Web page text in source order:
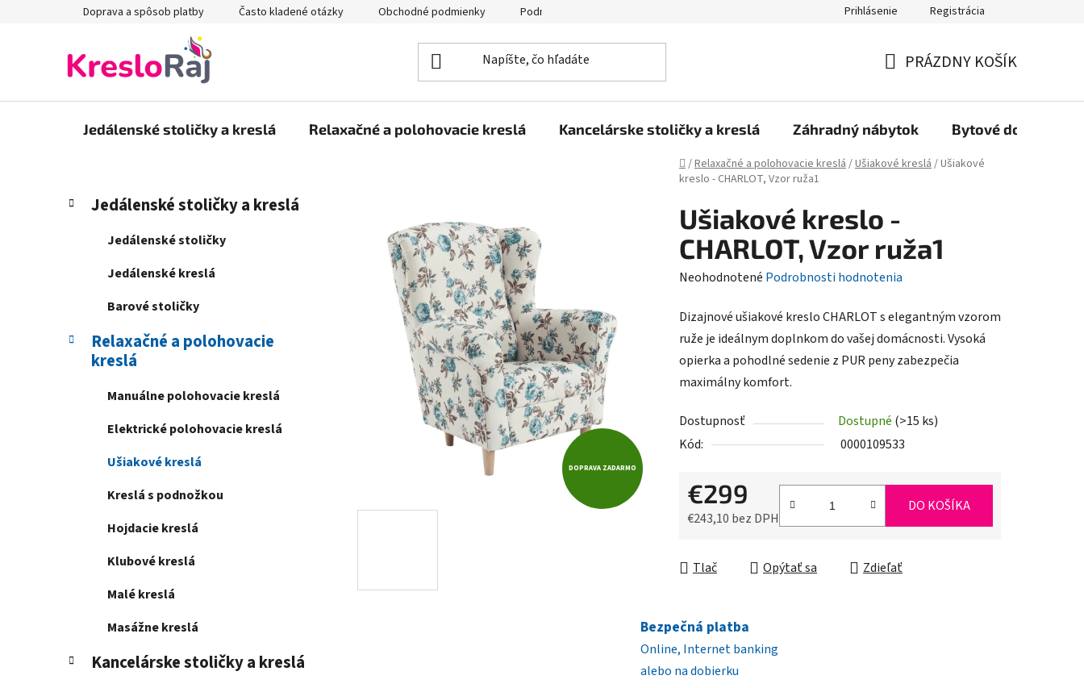
Doprava a spôsob platby Často kladené otázky Obchodné podmienky Podmienky ochrany osobných údajov Reklamačný poriadok, Záručné podmienky Reklamačný formulár
Prihlásenie Registrácia
KOŠÍK
PRÁZDNY KOŠÍK
Jedálenské stoličky a kreslá Relaxačné a polohovacie kreslá Kancelárske stoličky a kreslá Záhradný nábytok Bytové doplnky
Domov
/Relaxačné a polohovacie kreslá/Ušiakové kreslá/Ušiakové
kreslo - CHARLOT, Vzor ruža1
B
n
Preskočiť
kategórie
K
a
e
Jedálenské stoličky a kreslá
Jedálenské stoličky
Jedálenské kreslá
Barové stoličky
Relaxačné a polohovacie
kreslá
Manuálne polohovacie kreslá
Elektrické polohovacie kreslá
Ušiakové kreslá
Kreslá s podnožkou
Hojdacie kreslá
Klubové kreslá
Malé kreslá
Masážne kreslá
Kancelárske stoličky a kreslá
Ušiakové kreslo -
CHARLOT, Vzor ruža1
Priemerné
produktu
je
0,0
z
hviezdičiek.
Neohodnotené Podrobnosti hodnotenia
Dizajnové ušiakové kreslo CHARLOT s elegantným vzorom
ruže je ideálnym doplnkom do vašej domácnosti. Vysoká
opierka a pohodlné sedenie z PUR peny zabezpečia
maximálny komfort.
Dostupnosť Dostupné (>15 ks)
Kód:
0000109533
€299
€243,10 bez DPH
DO KOŠÍKA
Tlač Opýtať sa Zdieľať
DOPRAVA ZADARMO
Bezpečná platba
Online, Internet banking
alebo na dobierku